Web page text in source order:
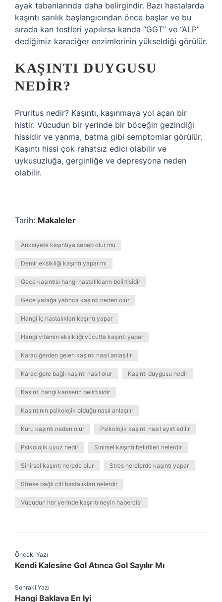
ayak tabanlarında daha belirgindir. Bazı hastalarda
kaşıntı sarılık başlangıcından önce başlar ve bu
sırada kan testleri yapılırsa kanda “GGT” ve “ALP”
dediğimiz karaciğer enzimlerinin yükseldiği görülür.
KAŞINTI DUYGUSU
NEDIR?
Pruritus nedir? Kaşıntı, kaşınmaya yol açan bir
histir. Vücudun bir yerinde bir böceğin gezindiği
hissidir ve yanma, batma gibi semptomlar görülür.
Kaşıntı hissi çok rahatsız edici olabilir ve
uykusuzluğa, gerginliğe ve depresyona neden
olabilir.
Tarih: Makaleler
Anksiyete kaşıntıya sebep olur mu
Demir eksikliği kaşıntı yapar mı
Gece kaşıntısı hangi hastalıkların belirtisidir
Gece yatağa yatınca kaşıntı neden olur
Hangi iç hastalıkları kaşıntı yapar
Hangi vitamin eksikliği vücutta kaşıntı yapar
Karaciğerden gelen kaşıntı nasıl anlaşılır
Karaciğere bağlı kaşıntı nasıl olur Kaşıntı duygusu nedir
Kaşıntı hangi kanserin belirtisidir
Kaşıntının psikolojik olduğu nasıl anlaşılır
Kuru kaşıntı neden olur Psikolojik kaşıntı nasıl ayırt edilir
Psikolojik uyuz nedir Sinirsel kaşıntı belirtileri nelerdir
Sinirsel kaşıntı nerede olur Stres nerelerde kaşıntı yapar
Strese bağlı cilt hastalıkları nelerdir
Vücudun her yerinde kaşıntı neyin habercisi
Önceki Yazı
Kendi Kalesine Gol Atınca Gol Sayılır Mı
Sonraki Yazı
Hangi Baklava En Iyi